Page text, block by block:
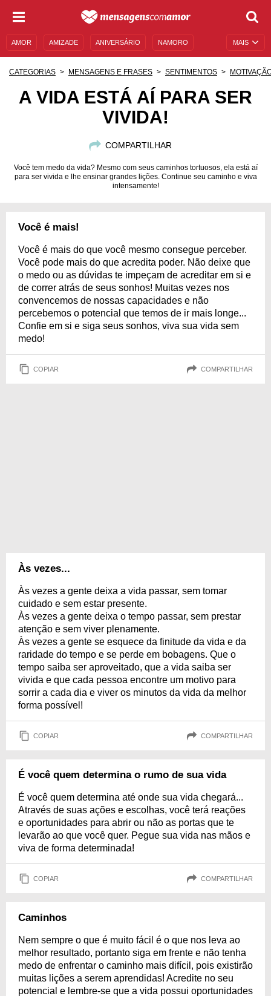
MAIS
AMOR AMIZADE ANIVERSÁRIO NAMORO
AUTOAJUDA
MENSAGENS DE ANIVERSÁRIO
CATEGORIAS MENSAGENS E FRASES SENTIMENTOS
A VIDA ESTÁ AÍ PARA SER
VIVIDA!
COMPARTILHAR
Você tem medo da vida? Mesmo com seus caminhos tortuosos, ela está aí
para ser vivida e lhe ensinar grandes lições. Continue seu caminho e viva
intensamente!
Você é mais!
Você é mais do que você mesmo consegue perceber.
Você pode mais do que acredita poder. Não deixe que
o medo ou as dúvidas te impeçam de acreditar em si e
de correr atrás de seus sonhos! Muitas vezes nos
convencemos de nossas capacidades e não
percebemos o potencial que temos de ir mais longe...
Confie em si e siga seus sonhos, viva sua vida sem
medo!
COPIAR COMPARTILHAR
Às vezes...
Às vezes a gente deixa a vida passar, sem tomar
cuidado e sem estar presente.
Às vezes a gente deixa o tempo passar, sem prestar
atenção e sem viver plenamente.
Às vezes a gente se esquece da finitude da vida e da
raridade do tempo e se perde em bobagens. Que o
tempo saiba ser aproveitado, que a vida saiba ser
vivida e que cada pessoa encontre um motivo para
sorrir a cada dia e viver os minutos da vida da melhor
forma possível!
COPIAR COMPARTILHAR
É você quem determina o rumo de sua vida
É você quem determina até onde sua vida chegará...
Através de suas ações e escolhas, você terá reações
e oportunidades para abrir ou não as portas que te
levarão ao que você quer. Pegue sua vida nas mãos e
viva de forma determinada!
COPIAR COMPARTILHAR
Caminhos
Nem sempre o que é muito fácil é o que nos leva ao
melhor resultado, portanto siga em frente e não tenha
medo de enfrentar o caminho mais difícil, pois existirão
muitas lições a serem aprendidas! Acredite no seu
potencial e lembre-se que a vida possui oportunidades